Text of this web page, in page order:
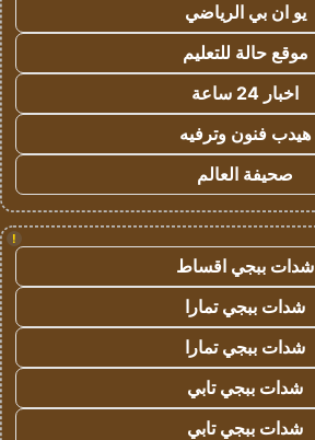
يو ان بي الرياضي
موقع حالة للتعليم
اخبار 24 ساعة
هيدب فنون وترفيه
صحيفة العالم
!
شدات ببجي اقساط
شدات ببجي تمارا
شدات ببجي تمارا
شدات ببجي تابي
شدات ببجي تابي